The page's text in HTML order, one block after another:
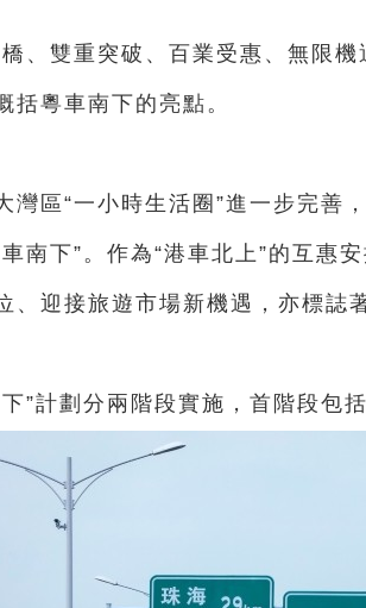
雙重突破、百業受惠、無限機
括粵車南下的亮點。
區“一小時生活圈”進一步完善
南下”。作為“港車北上”的互惠
、迎接旅遊市場新機遇，亦標誌
計劃分兩階段實施，首階段包括